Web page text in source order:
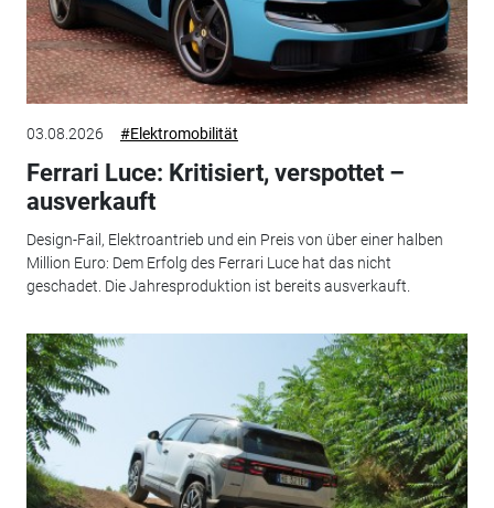
03.08.2026 #Elektromobilität
Ferrari Luce: Kritisiert, verspottet –
ausverkauft
Design-Fail, Elektroantrieb und ein Preis von über einer halben
Million Euro: Dem Erfolg des Ferrari Luce hat das nicht
geschadet. Die Jahresproduktion ist bereits ausverkauft.